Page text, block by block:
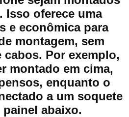
Isso oferece uma
e econômica para
montagem, sem
cabos. Por exemplo,
montado em cima,
enquanto o
a um soquete
abaixo.